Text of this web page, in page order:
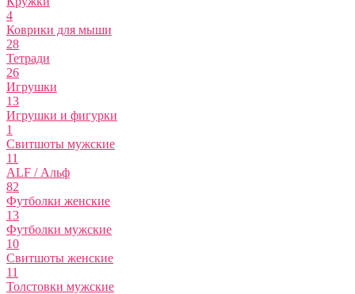
4
Коврики для мыши
28
Тетради
26
Игрушки
13
Игрушки и фигурки
1
Свитшоты мужские
11
ALF / Альф
82
Футболки женские
13
Футболки мужские
10
Свитшоты женские
11
Толстовки мужские